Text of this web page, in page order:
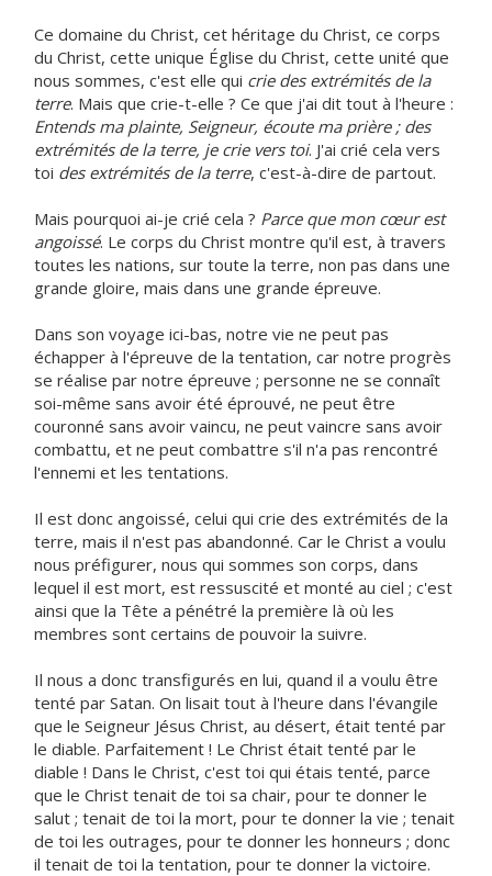
Ce domaine du Christ, cet héritage du Christ, ce corps
du Christ, cette unique Église du Christ, cette unité que
nous sommes, c'est elle qui crie des extrémités de la
terre. Mais que crie-t-elle ? Ce que j'ai dit tout à l'heure :
Entends ma plainte, Seigneur, écoute ma prière ; des
extrémités de la terre, je crie vers toi. J'ai crié cela vers
toi des extrémités de la terre, c'est-à-dire de partout.
Mais pourquoi ai-je crié cela ? Parce que mon cœur est
angoissé. Le corps du Christ montre qu'il est, à travers
toutes les nations, sur toute la terre, non pas dans une
grande gloire, mais dans une grande épreuve.
Dans son voyage ici-bas, notre vie ne peut pas
échapper à l'épreuve de la tentation, car notre progrès
se réalise par notre épreuve ; personne ne se connaît
soi-même sans avoir été éprouvé, ne peut être
couronné sans avoir vaincu, ne peut vaincre sans avoir
combattu, et ne peut combattre s'il n'a pas rencontré
l'ennemi et les tentations.
Il est donc angoissé, celui qui crie des extrémités de la
terre, mais il n'est pas abandonné. Car le Christ a voulu
nous préfigurer, nous qui sommes son corps, dans
lequel il est mort, est ressuscité et monté au ciel ; c'est
ainsi que la Tête a pénétré la première là où les
membres sont certains de pouvoir la suivre.
Il nous a donc transfigurés en lui, quand il a voulu être
tenté par Satan. On lisait tout à l'heure dans l'évangile
que le Seigneur Jésus Christ, au désert, était tenté par
le diable. Parfaitement ! Le Christ était tenté par le
diable ! Dans le Christ, c'est toi qui étais tenté, parce
que le Christ tenait de toi sa chair, pour te donner le
salut ; tenait de toi la mort, pour te donner la vie ; tenait
de toi les outrages, pour te donner les honneurs ; donc
il tenait de toi la tentation, pour te donner la victoire.